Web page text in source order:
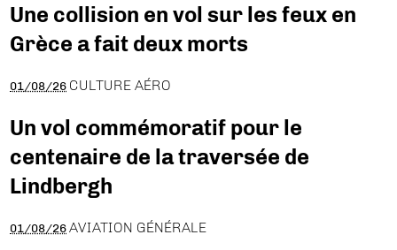
Une collision en vol sur les feux en
Grèce a fait deux morts
01/08/26 CULTURE AÉRO
Un vol commémoratif pour le
centenaire de la traversée de
Lindbergh
01/08/26 AVIATION GÉNÉRALE